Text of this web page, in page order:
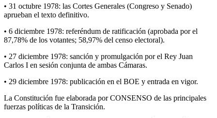
• 31 octubre 1978: las Cortes Generales (Congreso y Senado)
aprueban el texto definitivo.
• 6 diciembre 1978: referéndum de ratificación (aprobada por el
87,78% de los votantes; 58,97% del censo electoral).
• 27 diciembre 1978: sanción y promulgación por el Rey Juan
Carlos I en sesión conjunta de ambas Cámaras.
• 29 diciembre 1978: publicación en el BOE y entrada en vigor.
La Constitución fue elaborada por CONSENSO de las principales
fuerzas políticas de la Transición.